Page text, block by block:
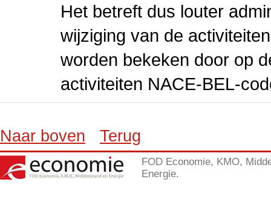
Het betreft dus louter
wijziging van de
worden bekeken door op
activiteiten NACE-BEL-
Naar boven Terug
FOD Economie, KMO,
Energie.